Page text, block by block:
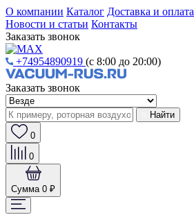
О компании Каталог Доставка и оплата
Новости и статьи Контакты
Заказать звонок
+74954890919 (с 8:00 до 20:00)
Заказать звонок
Найти
0
0
Сумма 0 ₽